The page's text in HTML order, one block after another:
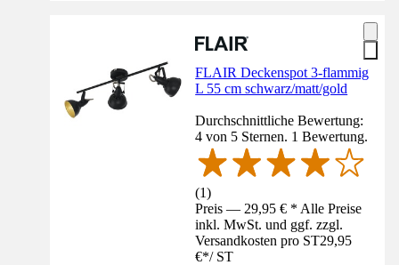
FLAIR Deckenspot 3-flammig
L 55 cm schwarz/matt/gold
Durchschnittliche Bewertung:
4 von 5 Sternen. 1 Bewertung.
(1)
Preis — 29,95 € * Alle Preise
inkl. MwSt. und ggf. zzgl.
Versandkosten pro ST29,95
€*/ ST